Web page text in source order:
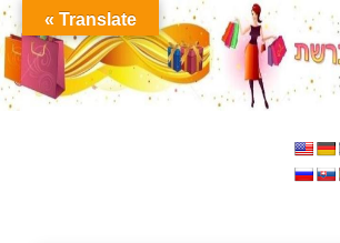
Translate »